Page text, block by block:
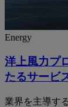
Energy
洋上風力プ
たるサービ
業界を主導す